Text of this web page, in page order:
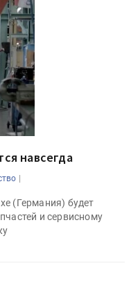
навсегда
|
(Германия) будет
и сервисному